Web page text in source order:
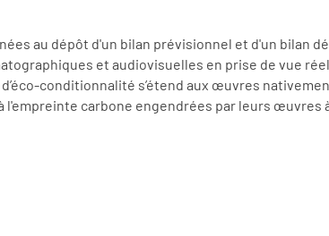
au dépôt d'un bilan prévisionnel et d'un bilan
et audiovisuelles en prise de vue
conditionnalité s’étend aux œuvres
carbone engendrées par leurs œuvres